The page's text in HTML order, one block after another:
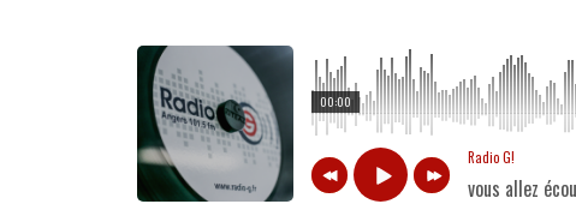
00:00
Radio G!
vous allez